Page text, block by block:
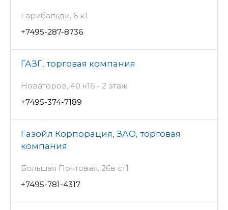
Гарибальди, 6 к1
+7495-287-8736
ГАЗГ, торговая компания
Новаторов, 40 к16 - 2 этаж
+7495-374-7189
Газойл Корпорация, ЗАО, торговая
компания
Большая Почтовая, 26в ст1
+7495-781-4317